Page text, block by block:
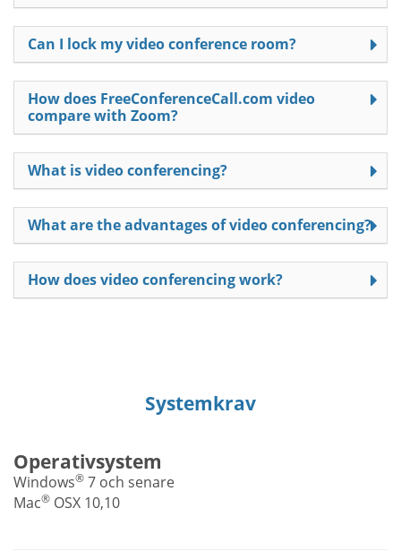
Can I lock my video conference room?
How does FreeConferenceCall.com video
compare with Zoom?
What is video conferencing?
What are the advantages of video conferencing?
How does video conferencing work?
Systemkrav
Operativsystem
Windows® 7 och senare
Mac® OSX 10,10